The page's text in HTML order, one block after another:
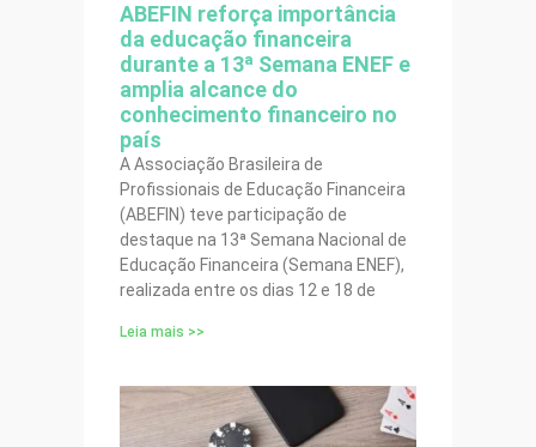
ABEFIN reforça importância
da educação financeira
durante a 13ª Semana ENEF e
amplia alcance do
conhecimento financeiro no
país
A Associação Brasileira de
Profissionais de Educação Financeira
(ABEFIN) teve participação de
destaque na 13ª Semana Nacional de
Educação Financeira (Semana ENEF),
realizada entre os dias 12 e 18 de
Leia mais >>